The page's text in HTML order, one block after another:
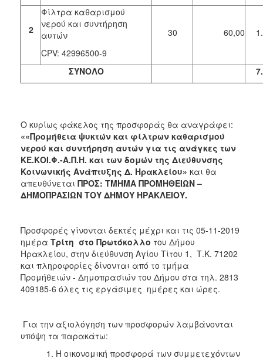
2
Φίλτρα καθαρισμού
νερού και συντήρηση
αυτών
CPV: 42996500-9
30 60,00
ΣΥΝΟΛΟ
Ο κυρίως φάκελος της προσφοράς θα αναγράφει:
««Προμήθεια ψυκτών και φίλτρων καθαρισμού
νερού και συντήρηση αυτών για τις ανάγκες των
ΚΕ.ΚΟΙ.Φ.-Α.Π.Η. και των δομών της Διεύθυνσης
Κοινωνικής Ανάπτυξης Δ. Ηρακλείου» και θα
απευθύνεται ΠΡΟΣ: ΤΜΗΜΑ ΠΡΟΜΗΘΕΙΩΝ –
ΔΗΜΟΠΡΑΣΙΩΝ ΤΟΥ ΔΗΜΟΥ ΗΡΑΚΛΕΙΟΥ.
Προσφορές γίνονται δεκτές μέχρι και τις 05-11-2019
ημέρα Τρίτη στο Πρωτόκολλο του Δήμου
Ηρακλείου, στην διεύθυνση Αγίου Τίτου 1, Τ.Κ. 71202
και πληροφορίες δίνονται από το τμήμα
Προμήθειών - Δημοπρασιών του Δήμου στα τηλ. 2813
409185-6 όλες τις εργάσιμες ημέρες και ώρες.
Για την αξιολόγηση των προσφορών λαμβάνονται
υπόψη τα παρακάτω:
Η οικονομική προσφορά των συμμετεχόντων